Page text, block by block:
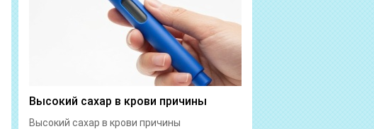
Высокий сахар в крови причины
Высокий сахар в крови причины